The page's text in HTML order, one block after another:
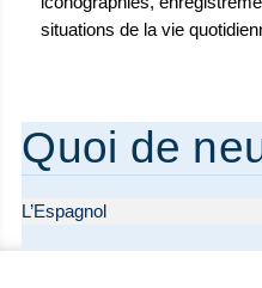
situations de la vie
Quoi de
L’Espagnol